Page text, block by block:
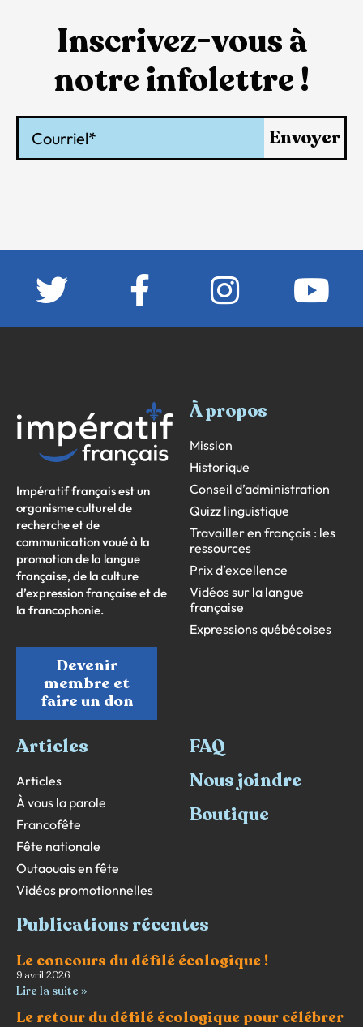
Inscrivez-vous à
notre infolettre !
Envoyer
Impératif français est un
organisme culturel de
recherche et de
communication voué à la
promotion de la langue
française, de la culture
d’expression française et de
la francophonie.
Devenir
membre et
faire un don
À propos
Mission
Historique
Conseil d’administration
Quizz linguistique
Travailler en français : les
ressources
Prix d’excellence
Vidéos sur la langue
française
Expressions québécoises
Articles
Articles
À vous la parole
Francofête
Fête nationale
Outaouais en fête
Vidéos promotionnelles
FAQ
Nous joindre
Boutique
Publications récentes
Le concours du défilé écologique !
9 avril 2026
Lire la suite »
Le retour du défilé écologique pour célébrer